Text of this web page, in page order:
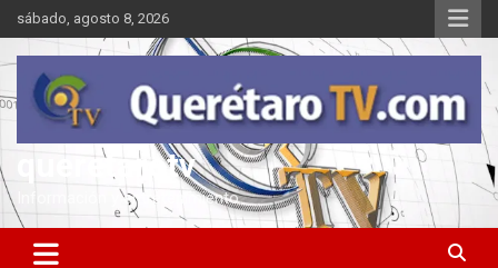
Saltar
al
contenido
sábado, agosto 8, 2026
queretarotv
Información y entretenimiento